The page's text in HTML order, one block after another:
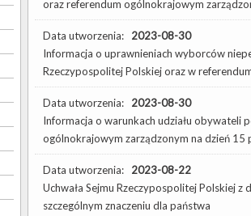
oraz referendum ogólnokrajowym
Data utworzenia: 2023-08-30
Informacja o uprawnieniach wyborców
Rzeczypospolitej Polskiej oraz w
Data utworzenia: 2023-08-30
Informacja o warunkach udziału obywateli
ogólnokrajowym zarządzonym na dzień 15
Data utworzenia: 2023-08-22
Uchwała Sejmu Rzeczypospolitej Polskiej
szczególnym znaczeniu dla państwa